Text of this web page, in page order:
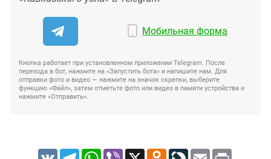
Мобильная форма
Кнопка работает при установленном приложении Telegram. После
перехода в бот, нажмите на «Запустить бота» и напишите нам. Для
отправки фото и видео — нажмите на значок скрепки, выберите
функцию «Файл», затем отметьте фото или видео в памяти устройства и
нажмите «Отправить».
VK TelegramWhatsApp
Viber X Odnoklassniki
LiveJournal
Email Print